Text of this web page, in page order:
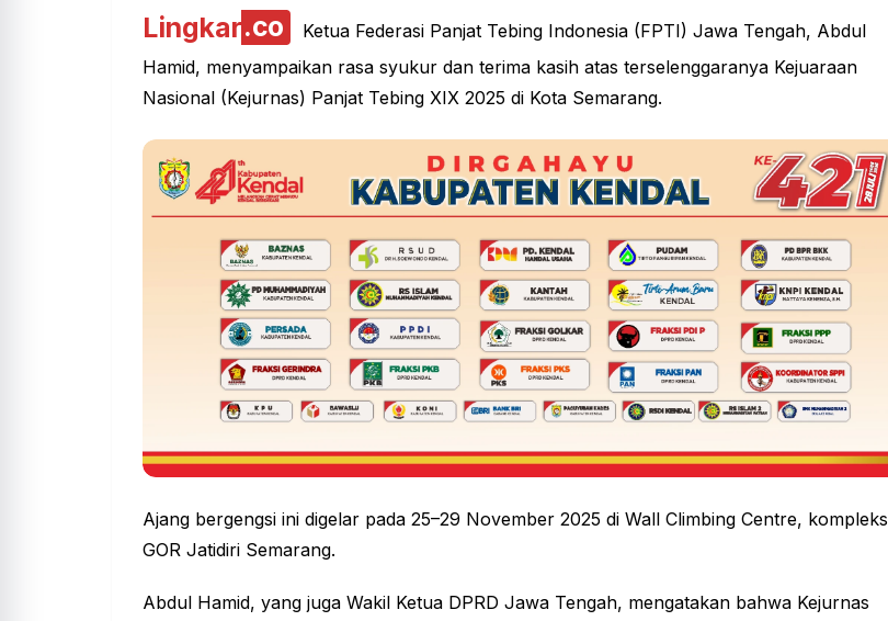
Lingkar.co
Ketua Federasi Panjat Tebing Indonesia (FPTI) Jawa Tengah, Abdul
Hamid, menyampaikan rasa syukur dan terima kasih atas terselenggaranya Kejuaraan
Nasional (Kejurnas) Panjat Tebing XIX 2025 di Kota Semarang.
Ajang bergengsi ini digelar pada 25–29 November 2025 di Wall Climbing Centre, kompleks
GOR Jatidiri Semarang.
Abdul Hamid, yang juga Wakil Ketua DPRD Jawa Tengah, mengatakan bahwa Kejurnas